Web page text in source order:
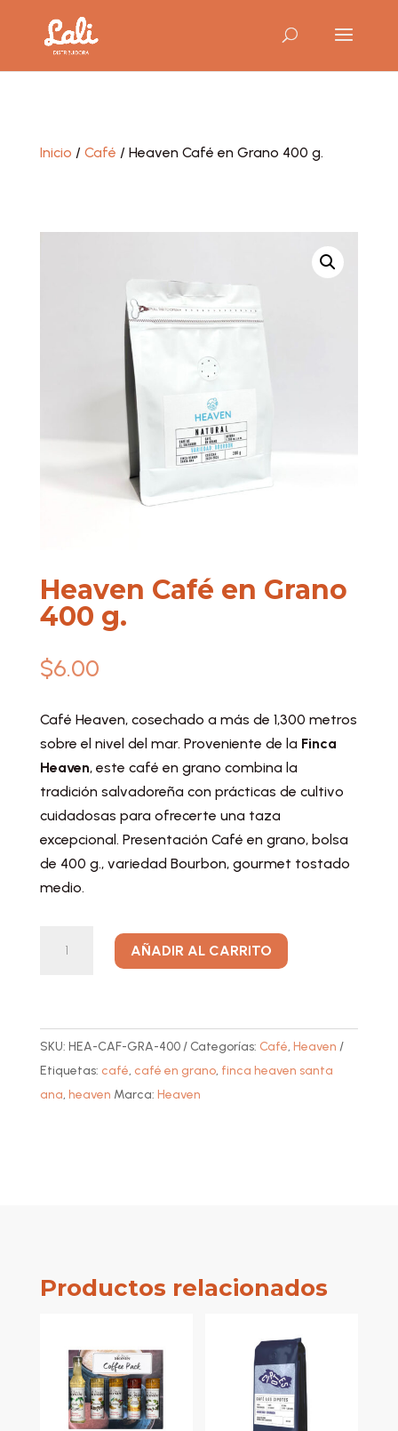
Inicio / Café / Heaven Café en Grano 400 g.
Heaven Café en Grano
400 g.
$6.00
Café Heaven, cosechado a más de 1,300 metros
sobre el nivel del mar. Proveniente de la Finca
Heaven, este café en grano combina la
tradición salvadoreña con prácticas de cultivo
cuidadosas para ofrecerte una taza
excepcional. Presentación Café en grano, bolsa
de 400 g., variedad Bourbon, gourmet tostado
medio.
400
cantidad
AÑADIR AL CARRITO
A
l
r
SKU: HEA-CAF-GRA-400 Categorías: Café, Heaven
Etiquetas: café, café en grano, finca heaven santa
ana, heaven Marca: Heaven
Productos relacionados